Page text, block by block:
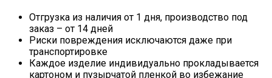
Отгрузка из наличия от 1 дня, производство под
заказ – от 14 дней
Риски повреждения исключаются даже при
транспортировке
Каждое изделие индивидуально прокладывается
картоном и пузырчатой пленкой во избежание